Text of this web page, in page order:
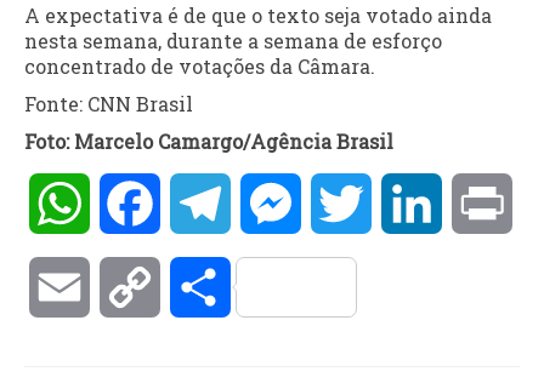
A expectativa é de que o texto seja votado ainda
nesta semana, durante a semana de esforço
concentrado de votações da Câmara.
Fonte: CNN Brasil
Foto: Marcelo Camargo/Agência Brasil
WhatsAppFacebookTelegramMessengerTwitter LinkedIn
Email Copy Compartilhar